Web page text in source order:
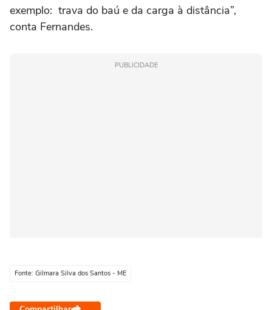
exemplo: trava do baú e da carga à distância”,
conta Fernandes.
PUBLICIDADE
Fonte: Gilmara Silva dos Santos - ME